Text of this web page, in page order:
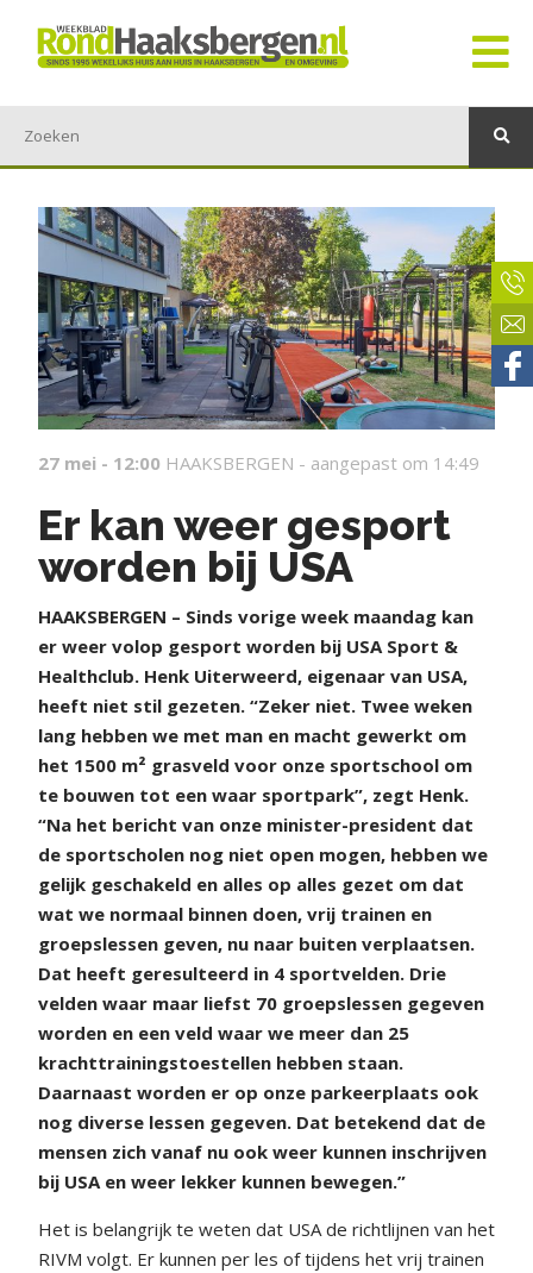
27 mei - 12:00 HAAKSBERGEN - aangepast om 14:49
Er kan weer gesport
worden bij USA
HAAKSBERGEN – Sinds vorige week maandag kan
er weer volop gesport worden bij USA Sport &
Healthclub. Henk Uiterweerd, eigenaar van USA,
heeft niet stil gezeten. “Zeker niet. Twee weken
lang hebben we met man en macht gewerkt om
het 1500 m² grasveld voor onze sportschool om
te bouwen tot een waar sportpark”, zegt Henk.
“Na het bericht van onze minister-president dat
de sportscholen nog niet open mogen, hebben we
gelijk geschakeld en alles op alles gezet om dat
wat we normaal binnen doen, vrij trainen en
groepslessen geven, nu naar buiten verplaatsen.
Dat heeft geresulteerd in 4 sportvelden. Drie
velden waar maar liefst 70 groepslessen gegeven
worden en een veld waar we meer dan 25
krachttrainingstoestellen hebben staan.
Daarnaast worden er op onze parkeerplaats ook
nog diverse lessen gegeven. Dat betekend dat de
mensen zich vanaf nu ook weer kunnen inschrijven
bij USA en weer lekker kunnen bewegen.”
Het is belangrijk te weten dat USA de richtlijnen van het
RIVM volgt. Er kunnen per les of tijdens het vrij trainen